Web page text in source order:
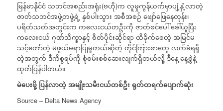
မြန်မာနိုင်ငံ သဘင်အစည်းအရုံး(ဗဟို)က လူမှုကွန်ယက်မှာပျံ့နှံ့လာတဲ့
ဇာတ်သဘင်အဖွဲ့တဖွဲ့ရဲ့ နှစ်ပါးသွား အစီအစဉ် ဖျော်ဖြေနေတုန်း၊
ပရိတ်သတ်အတွင်းက ကလေးငယ်တဦးကို ဇာတ်စင်ပေါ် ခေါ်ယူပြီး
ကလေးငယ် ဂုဏ်သိက္ခာနှင့် စိတ်ပိုင်းဆိုင်ရာ ထိခိုက်စေတဲ့ အမြင်မ
သင့်တော်တဲ့ မဖွယ်မရာပြုမှုတယ်ဆိုတဲ့ တိုင်ကြားစာတွေ လက်ခံရရှိ
တဲ့အတွက် ဒီကိစ္စရပ်ကို စုံစမ်းစစ်ဆေးလျက်ရှိတယ်လို့ ဒီနေ့ နေ့စွဲနဲ့
ထုတ်ပြန်ပါတယ်။
မဲပေးဖို့ ပြန်လာတဲ့ အမျိုးသမီးငယ်တစ်ဦး ရုတ်တရက်ပျောက်ဆုံး
Source – Delta News Agency